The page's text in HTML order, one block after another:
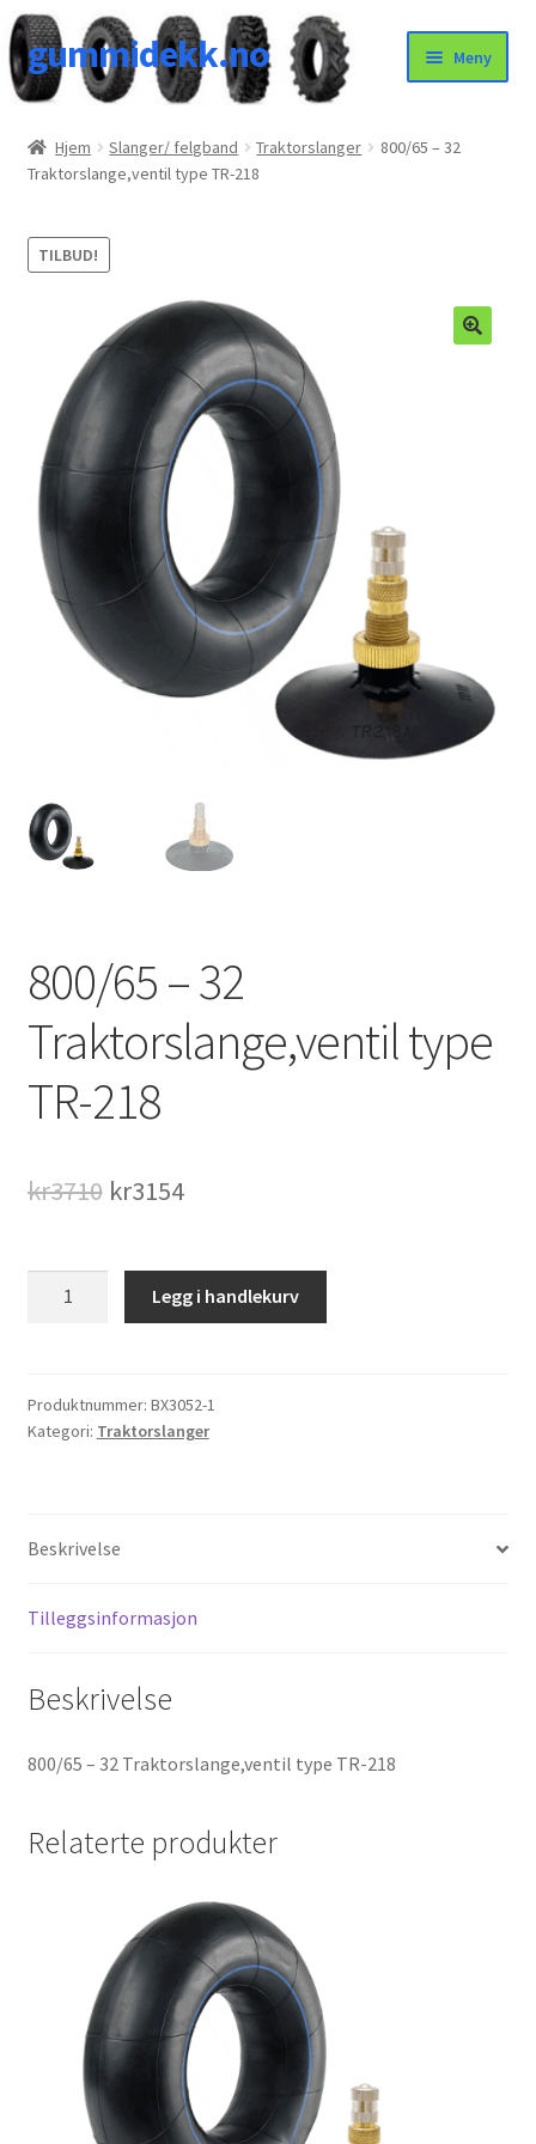
Hopp
til
navigasjon
Hopp
til
innhold
gummidekk.no Meny
Hjem Slanger/ felgband Traktorslanger
800/65 – 32
Traktorslange,ventil type TR-218
TILBUD!
800/65 – 32
Traktorslange,ventil type
TR-218
kr3710 Opprinnelig
var:
kr3710.
kr3154Nåværende
er:
kr3154.
type
TR-
Legg i handlekurv
Produktnummer: BX3052-1
Kategori: Traktorslanger
Beskrivelse
Tilleggsinformasjon
Beskrivelse
800/65 – 32 Traktorslange,ventil type TR-218
Relaterte produkter